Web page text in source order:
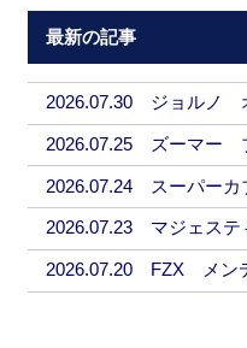
最新の記事
2026.07.30 ジョルノ
2026.07.25 ズーマー
2026.07.24 スーパー
2026.07.23 マジェス
2026.07.20 FZX メン